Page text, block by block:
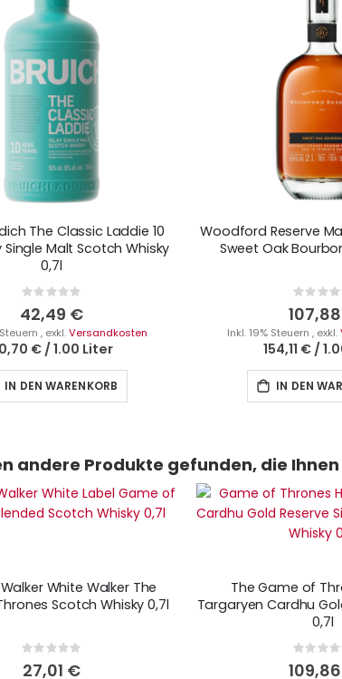
The Classic Laddie 10
Single Malt Scotch Whisky
0,7l
Rating:
0%
42,49 €
, exkl.Versandkosten
€ /1.00 Liter
IN DEN WARENKORB
Woodford Reserve
Sweet Oak
0%
Inkl. 19% Steuern , exkl.
154,11 € /
IN DEN
andere Produkte gefunden, die
White Walker The
Scotch Whisky 0,7l
Rating:
0%
27,01 €
The Game of
Targaryen Cardhu
0,7l
0%